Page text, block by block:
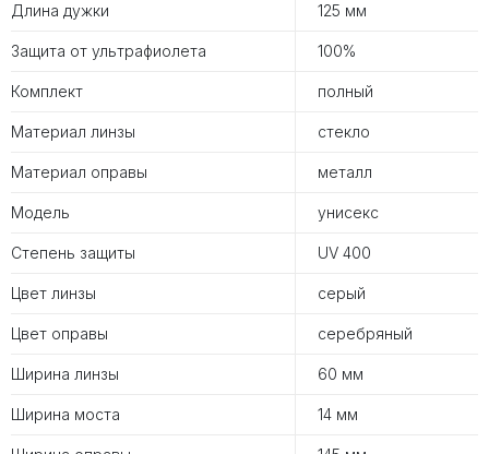
Длина дужки 125 мм
Защита от ультрафиолета 100%
Комплект полный
Материал линзы стекло
Материал оправы металл
Модель унисекс
Степень защиты UV 400
Цвет линзы серый
Цвет оправы серебряный
Ширина линзы 60 мм
Ширина моста 14 мм